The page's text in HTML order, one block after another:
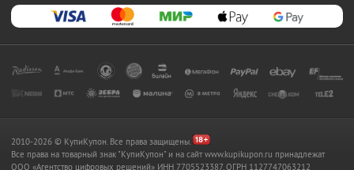
2010-2026 © КупиКупон. Все права защищены.
Все права на товарный знак "КупиКупон" и на сайт www.kupikupon.ru принадлежат
OOO «Агентство цифровых решений» ИНН 7705523387, ОГРН 1127747063212